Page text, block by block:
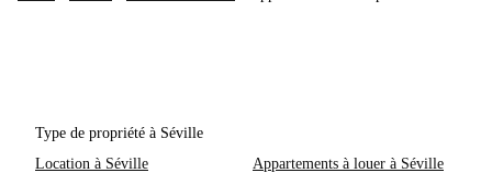
Type de propriété à Séville
Location à Séville
Appartements à louer à Séville